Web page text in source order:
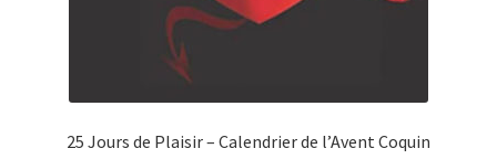
25 Jours de Plaisir – Calendrier de l’Avent Coquin